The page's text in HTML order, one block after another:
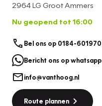
2964 LG Groot Ammers
Nu geopend tot 16:00
Bel ons op 0184-601970
Bericht ons op whatsapp
info@vanthoog.nl
Route plannen